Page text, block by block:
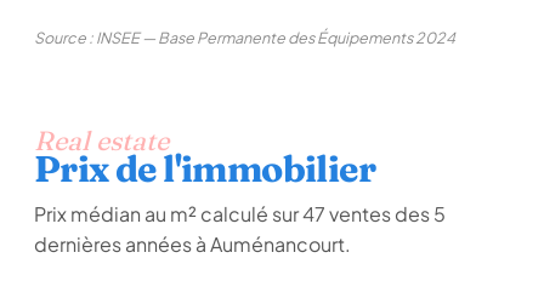
Source : INSEE — Base Permanente des Équipements 2024
Real estate
Prix de l'immobilier
Prix médian au m² calculé sur 47 ventes des 5
dernières années à Auménancourt.